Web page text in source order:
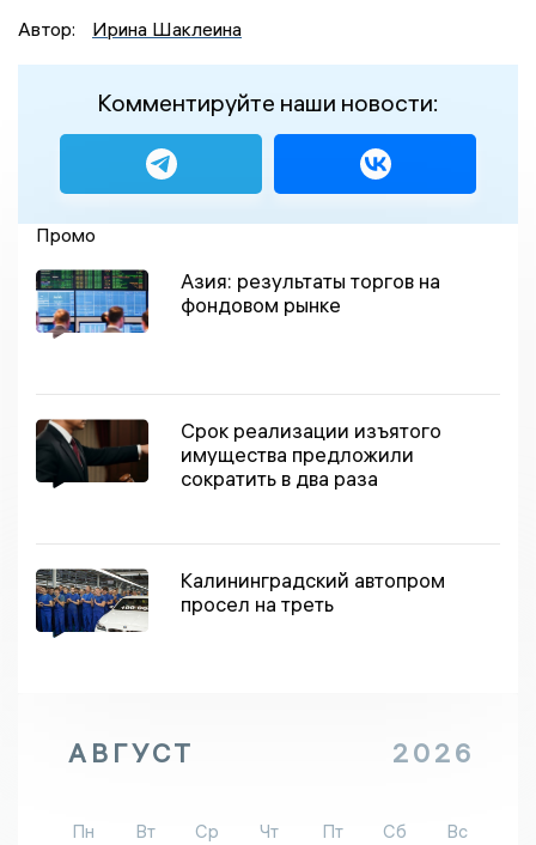
Автор:
Ирина Шаклеина
Комментируйте наши новости:
Промо
Азия: результаты торгов на
фондовом рынке
Срок реализации изъятого
имущества предложили
сократить в два раза
Калининградский автопром
просел на треть
АВГУСТ 2026
Пн Вт Ср Чт Пт Сб
Вс